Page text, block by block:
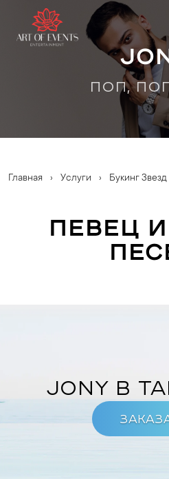
ПОП,
Главная › Услуги › Букинг Звезд
Певец
JONY в